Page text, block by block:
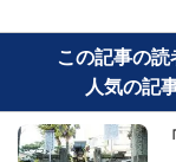
この記事の読
人気の記